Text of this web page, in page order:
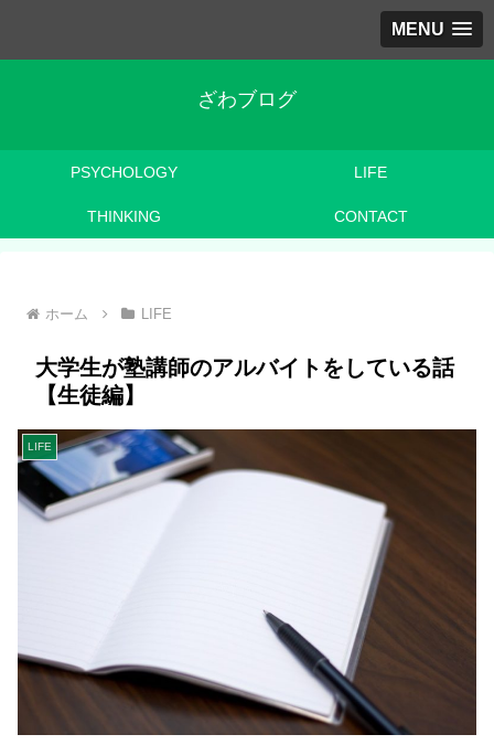
MENU
ざわブログ
PSYCHOLOGY LIFE
THINKING CONTACT
ホーム LIFE
大学生が塾講師のアルバイトをしている話
【生徒編】
LIFE